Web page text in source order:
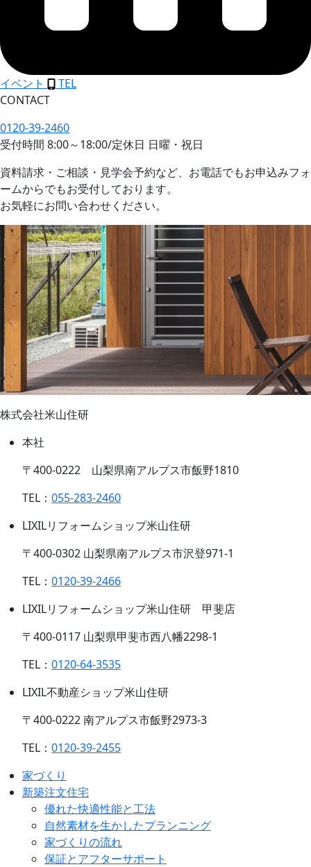
イベント
TEL
CONTACT
0120-39-2460
受付時間 8:00～18:00/定休日 日曜・祝日
資料請求・ご相談・見学会予約など、お電話でもお申込みフォ
ームからでもお受付しております。
お気軽にお問い合わせください。
株式会社米山住研
本社
〒400-0222 山梨県南アルプス市飯野1810
TEL： 055-283-2460
LIXILリフォームショップ米山住研
〒400-0302 山梨県南アルプス市沢登971-1
TEL： 0120-39-2466
LIXILリフォームショップ米山住研 甲斐店
〒400-0117 山梨県甲斐市西八幡2298-1
TEL： 0120-64-3535
LIXIL不動産ショップ米山住研
〒400-0222 南アルプス市飯野2973-3
TEL： 0120-39-2455
家づくり
新築注文住宅
優れた快適性能と工法
自然素材を生かしたプランニング
家づくりの流れ
保証とアフターサポート